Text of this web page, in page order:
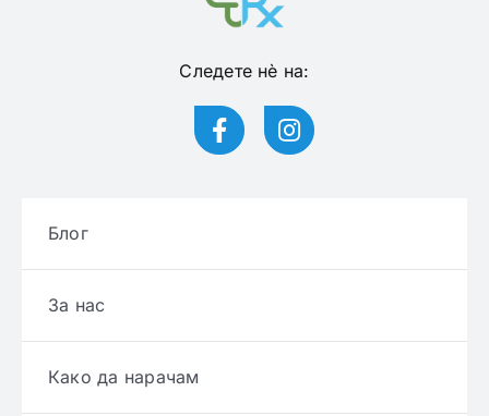
Следете нѐ на:
Блог
За нас
Како да нарачам